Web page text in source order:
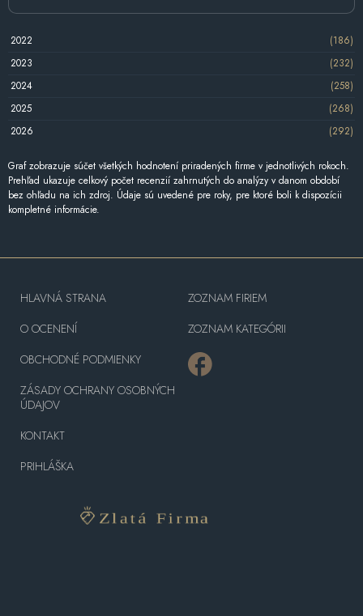
2022
(186)
2023
(232)
2024
(258)
2025
(268)
2026
(292)
Graf zobrazuje súčet všetkých hodnotení priradených firme v jednotlivých rokoch.
Prehľad ukazuje celkový počet recenzií zahrnutých do analýzy v danom období
bez ohľadu na ich zdroj. Údaje sú uvedené pre roky, pre ktoré boli k dispozícii
kompletné informácie.
HLAVNÁ STRANA
O OCENENÍ
OBCHODNÉ PODMIENKY
ZÁSADY OCHRANY OSOBNÝCH
ÚDAJOV
KONTAKT
PRIHLÁŠKA
ZOZNAM FIRIEM
ZOZNAM KATEGÓRII